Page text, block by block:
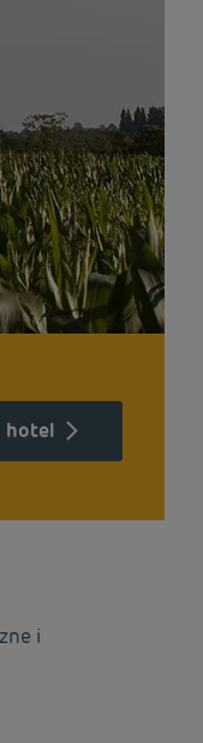
shortcuts for
mark key to get the
hotel
i